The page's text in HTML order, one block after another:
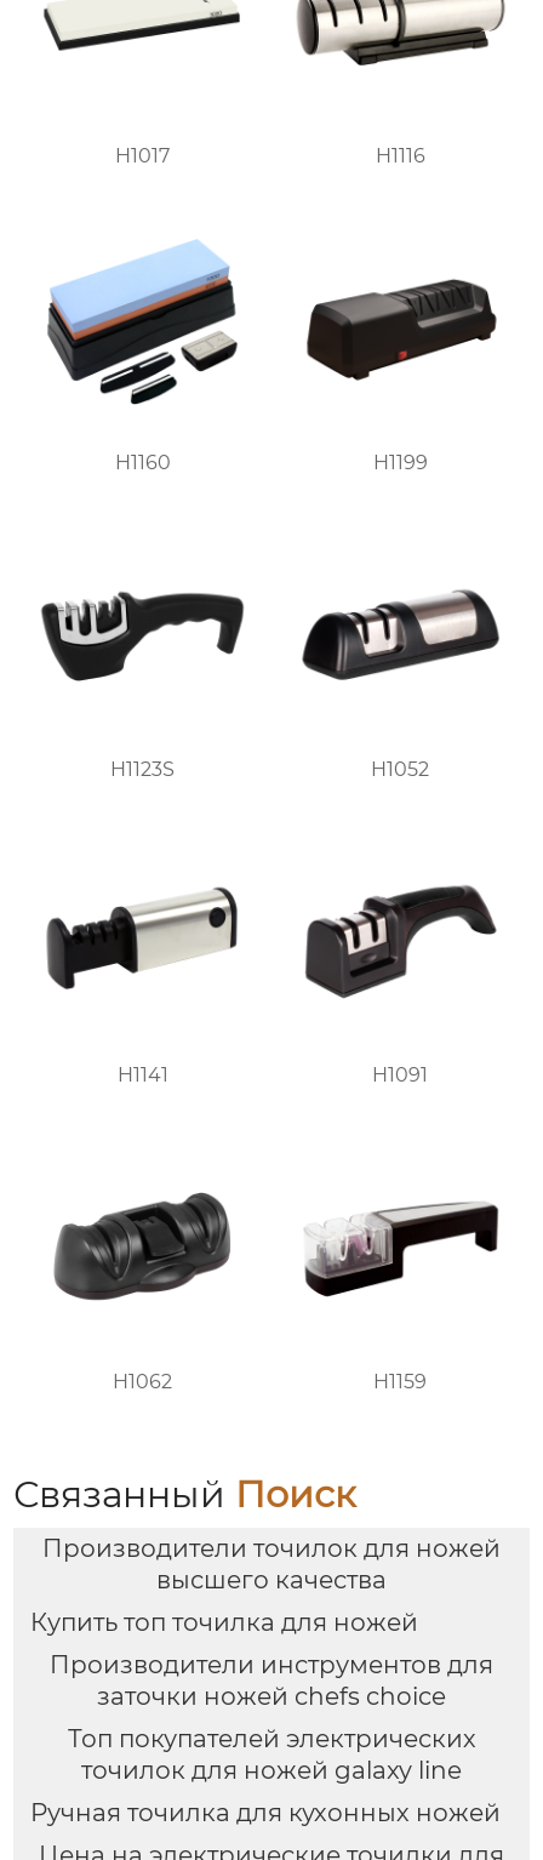
H1017 H1116
H1160 H1199
H1123S H1052
H1141 H1091
H1062 H1159
Связанный Поиск
Производители точилок для ножей
высшего качества
Купить топ точилка для ножей
Производители инструментов для
заточки ножей chefs choice
Топ покупателей электрических
точилок для ножей galaxy line
Ручная точилка для кухонных ножей